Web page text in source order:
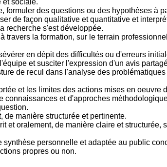
et sociale.
formuler des questions ou des hypothèses à
de façon qualitative et quantitative et
recherche s'est développée.
travers la formation, sur le terrain
en dépit des difficultés ou d'erreurs
et susciter l'expression d'un avis
de recul dans l'analyse des
et les limites des actions mises en
connaissances et d'approches
de manière structurée et pertinente.
et oralement, de manière claire et
synthèse personnelle et adaptée au public
propres ou non.